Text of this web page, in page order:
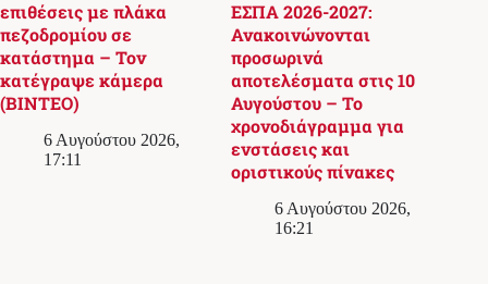
επιθέσεις με πλάκα
πεζοδρομίου σε
κατάστημα – Τον
κατέγραψε κάμερα
(ΒΙΝΤΕΟ)
6 Αυγούστου 2026,
17:11
ΕΣΠΑ 2026-2027:
Ανακοινώνονται
προσωρινά
αποτελέσματα στις 10
Αυγούστου – Το
χρονοδιάγραμμα για
ενστάσεις και
οριστικούς πίνακες
6 Αυγούστου 2026,
16:21